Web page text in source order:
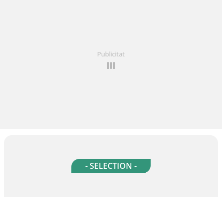
Publicitat
- SELECTION -